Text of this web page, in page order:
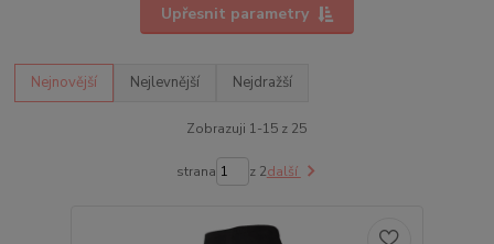
Upřesnit parametry
Nejnovější Nejlevnější Nejdražší
Zobrazuji 1-15 z 25
strana z 2další